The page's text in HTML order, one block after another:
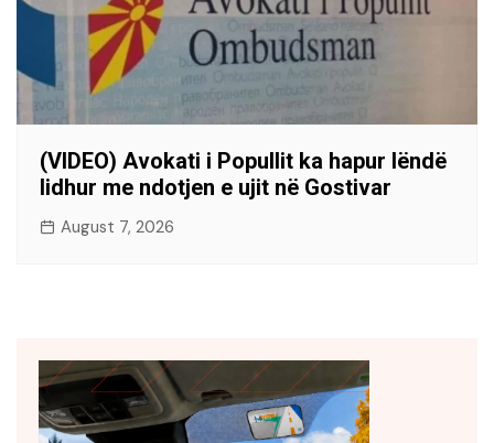
(VIDEO) Avokati i Popullit ka hapur lëndë
lidhur me ndotjen e ujit në Gostivar
August 7, 2026